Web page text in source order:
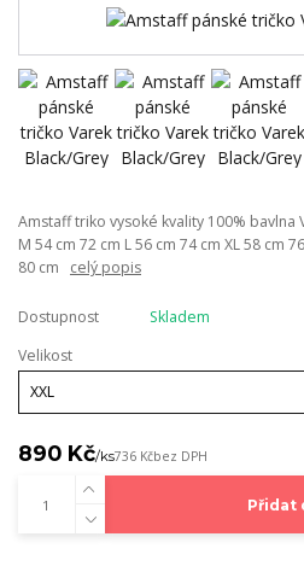
Amstaff triko vysoké kvality 100% bavlna
M 54 cm 72 cm L 56 cm 74 cm XL 58 cm
80 cm celý popis
Dostupnost
Skladem
Velikost
890 Kč/ks736 Kčbez DPH
Přidat